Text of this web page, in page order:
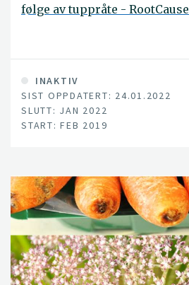
følge av tuppråte - RootCause
INAKTIV
SIST OPPDATERT: 24.01.2022
SLUTT: JAN 2022
START: FEB 2019